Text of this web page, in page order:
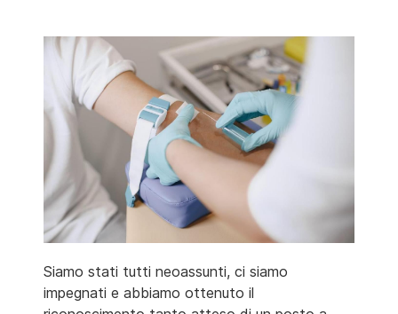
Siamo stati tutti neoassunti, ci siamo
impegnati e abbiamo ottenuto il